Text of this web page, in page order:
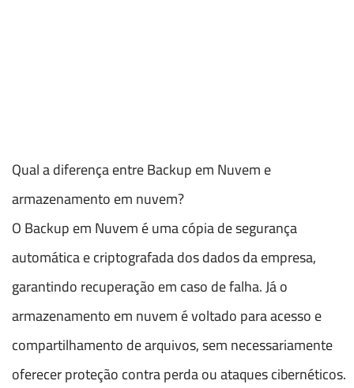
Qual a diferença entre Backup em Nuvem e
armazenamento em nuvem?
O Backup em Nuvem é uma cópia de segurança
automática e criptografada dos dados da empresa,
garantindo recuperação em caso de falha. Já o
armazenamento em nuvem é voltado para acesso e
compartilhamento de arquivos, sem necessariamente
oferecer proteção contra perda ou ataques cibernéticos.